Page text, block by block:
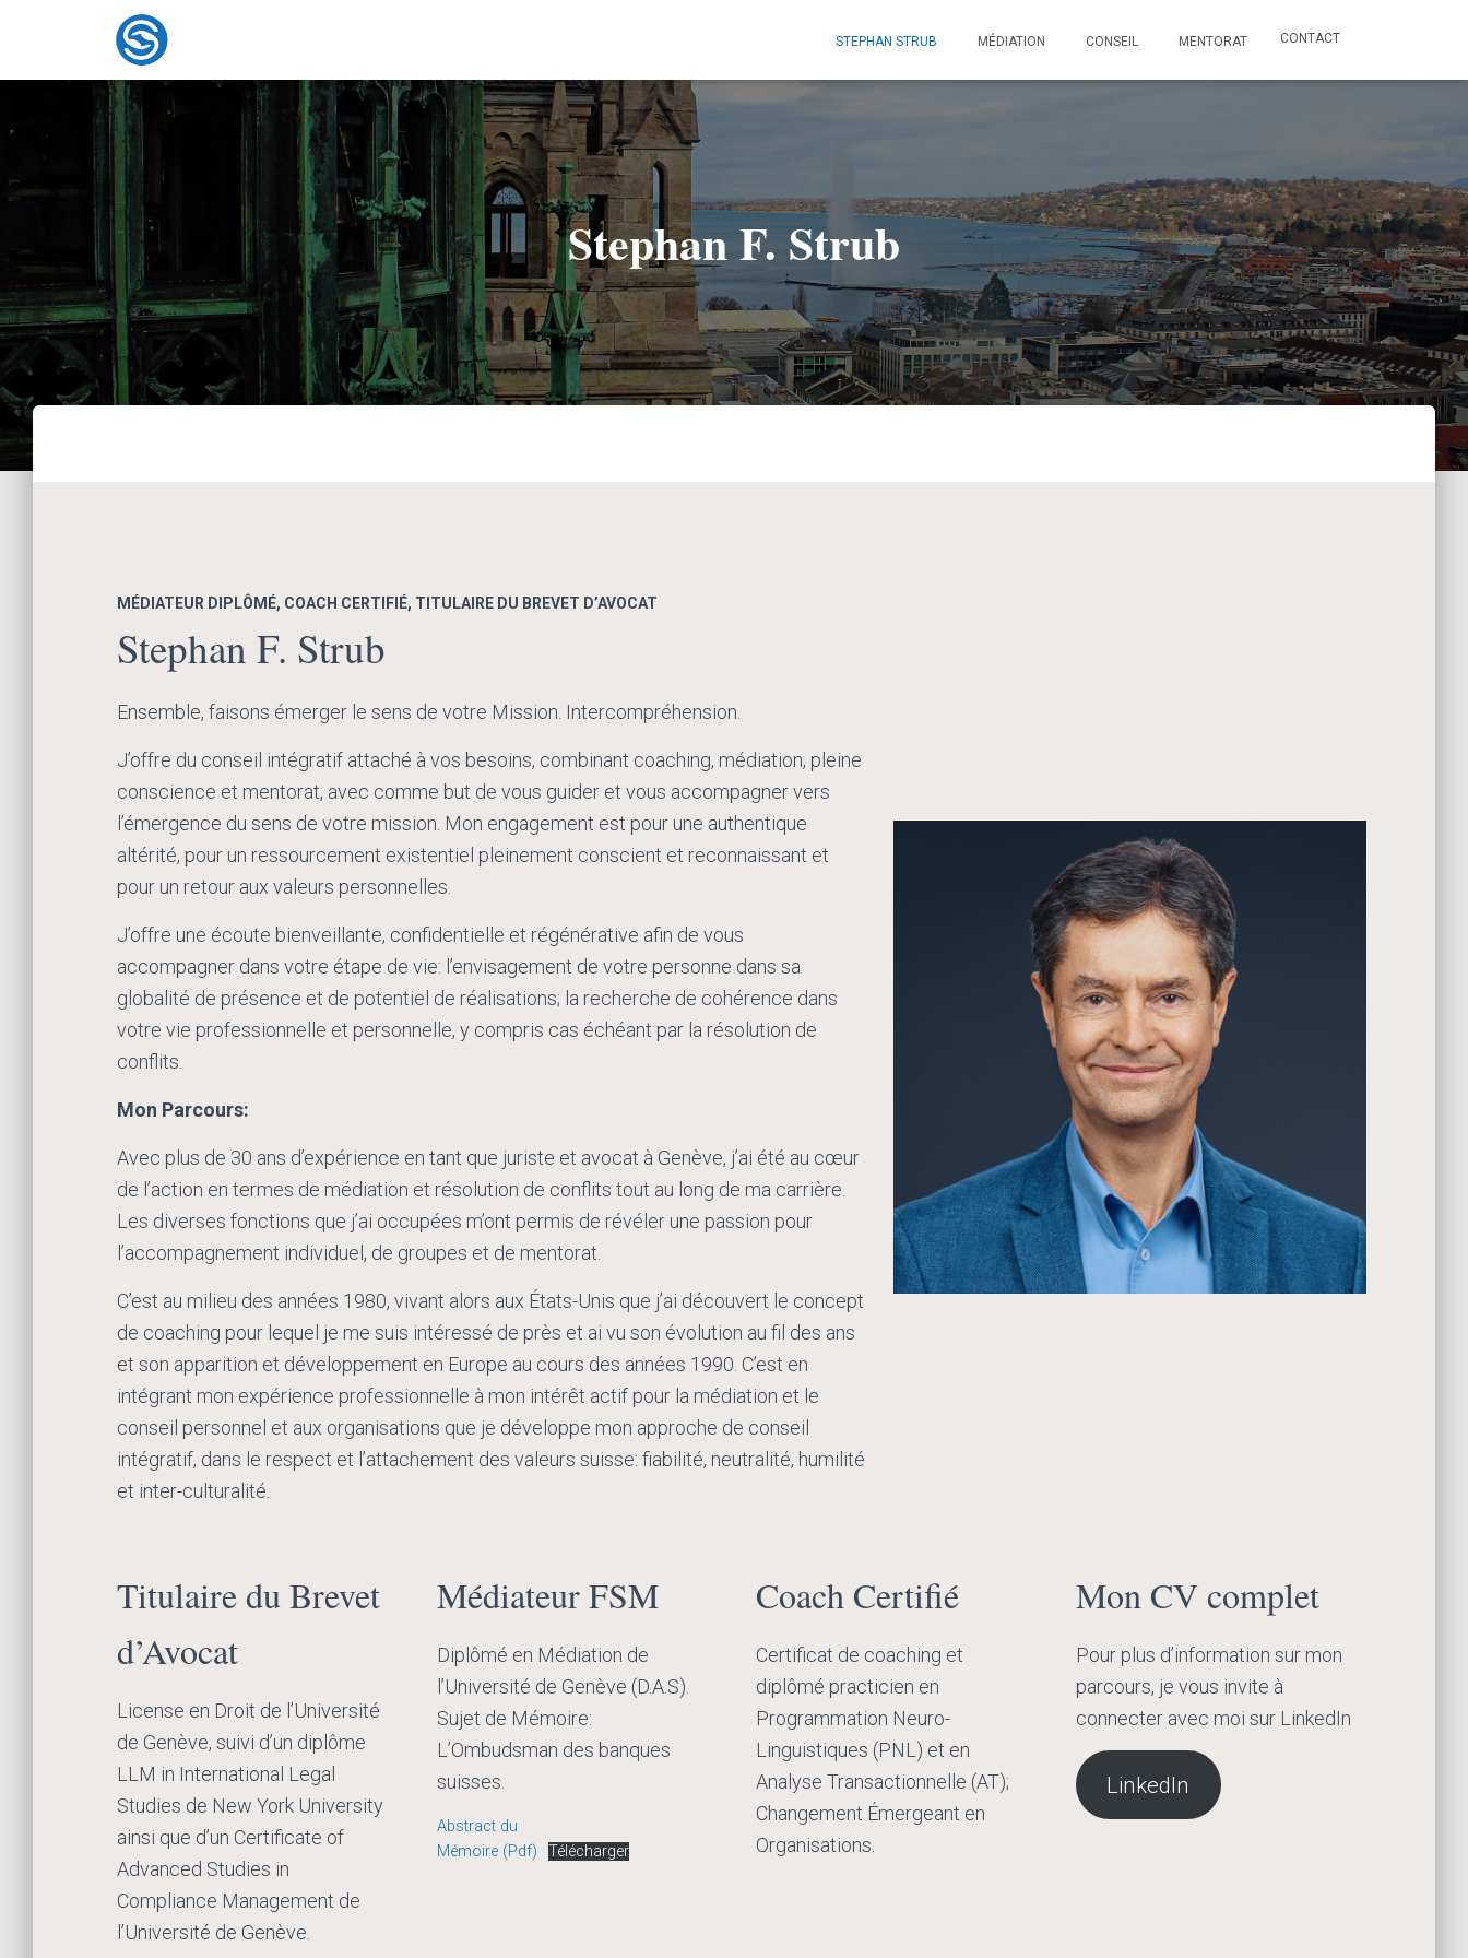
STEPHAN STRUB MÉDIATION CONSEIL MENTORAT CONTACT
Stephan F. Strub
MÉDIATEUR DIPLÔMÉ, COACH CERTIFIÉ, TITULAIRE DU BREVET D’AVOCAT
Stephan F. Strub
Ensemble, faisons émerger le sens de votre Mission. Intercompréhension.
J’offre du conseil intégratif attaché à vos besoins, combinant coaching, médiation, pleine
conscience et mentorat, avec comme but de vous guider et vous accompagner vers
l’émergence du sens de votre mission. Mon engagement est pour une authentique
altérité, pour un ressourcement existentiel pleinement conscient et reconnaissant et
pour un retour aux valeurs personnelles.
J’offre une écoute bienveillante, confidentielle et régénérative afin de vous
accompagner dans votre étape de vie: l’envisagement de votre personne dans sa
globalité de présence et de potentiel de réalisations; la recherche de cohérence dans
votre vie professionnelle et personnelle, y compris cas échéant par la résolution de
conflits.
Mon Parcours:
Avec plus de 30 ans d’expérience en tant que juriste et avocat à Genève, j’ai été au cœur
de l’action en termes de médiation et résolution de conflits tout au long de ma carrière.
Les diverses fonctions que j’ai occupées m’ont permis de révéler une passion pour
l’accompagnement individuel, de groupes et de mentorat.
C’est au milieu des années 1980, vivant alors aux États-Unis que j’ai découvert le concept
de coaching pour lequel je me suis intéressé de près et ai vu son évolution au fil des ans
et son apparition et développement en Europe au cours des années 1990. C’est en
intégrant mon expérience professionnelle à mon intérêt actif pour la médiation et le
conseil personnel et aux organisations que je développe mon approche de conseil
intégratif, dans le respect et l’attachement des valeurs suisse: fiabilité, neutralité, humilité
et inter-culturalité.
Titulaire du Brevet
d’Avocat
License en Droit de l’Université
de Genève, suivi d’un diplôme
LLM in International Legal
Studies de New York University
ainsi que d’un Certificate of
Advanced Studies in
Compliance Management de
l’Université de Genève.
Médiateur FSM
Diplômé en Médiation de
l’Université de Genève (D.A.S).
Sujet de Mémoire:
L’Ombudsman des banques
suisses.
Abstract du
Mémoire (Pdf)
Télécharger
Coach Certifié
Certificat de coaching et
diplômé practicien en
Programmation Neuro-
Linguistiques (PNL) et en
Analyse Transactionnelle (AT);
Changement Émergeant en
Organisations.
Mon CV complet
Pour plus d’information sur mon
parcours, je vous invite à
connecter avec moi sur LinkedIn
LinkedIn